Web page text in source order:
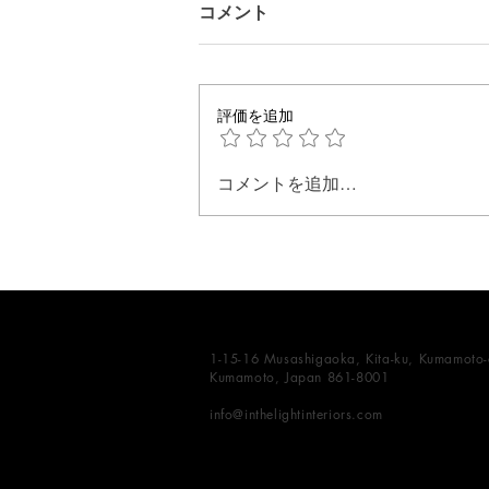
デンマークとデザインの深い
関係
コメント
評価を追加
コメントを追加…
1-15-16 Musashigaoka, Kita-ku,
Kumamoto, Japan 861-8001
info@inthelightinteriors.com